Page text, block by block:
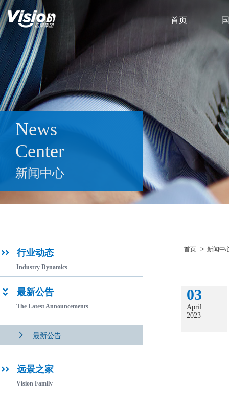
首页
News
Center
新闻中心
 行业动态
Industry Dynamics
 最新公告
The Latest Announcements
 最新公告
 远景之家
Vision Family
首页 > 新闻中
03
April
2023